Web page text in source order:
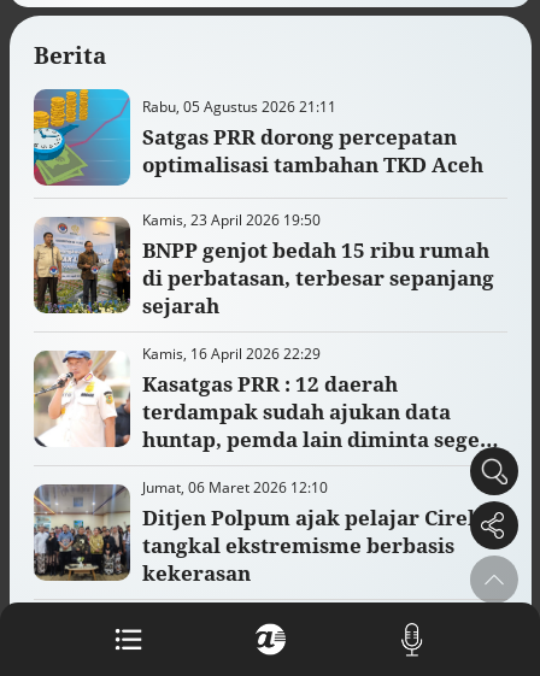
Berita
Rabu, 05 Agustus 2026 21:11
Satgas PRR dorong percepatan
optimalisasi tambahan TKD Aceh
Kamis, 23 April 2026 19:50
BNPP genjot bedah 15 ribu rumah
di perbatasan, terbesar sepanjang
sejarah
Kamis, 16 April 2026 22:29
Kasatgas PRR : 12 daerah
terdampak sudah ajukan data
huntap, pemda lain diminta segera
ajukan
Jumat, 06 Maret 2026 12:10
Ditjen Polpum ajak pelajar Cirebon
tangkal ekstremisme berbasis
kekerasan
Sabtu, 28 Februari 2026 17:38
Ribuan relawan kesehatan
Alinea.id - Peristiwa
Buku berusia 900 tahun ditemukan di
arsip rahasia Vatikan, ada prediksi
tahun Kiamat
Alinea.id - Peristiwa
Akar persoalan berulangnya kekerasan
terhadap PMI di Malaysia
DPR minta penerbitan sertifikat pagar
laut diproses hukum
Alinea.id - Peristiwa
Mungkinkah duet Anies-Ahok terealisasi
di Pilpres 2029?
Alinea.id - Politik
Pemprov Sultra klarifikasi isu PT GKP,
Alinea.id - Peristiwa